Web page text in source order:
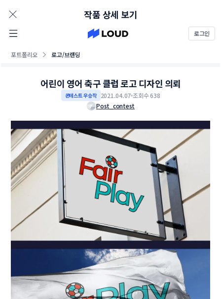
로그인
포트폴리오 로고/브랜딩
작품 상세 보기
어린이 영어 축구 클럽 로고 디자인 의뢰
콘테스트 우승작 2021.04.07 조회수 638
Post_contest